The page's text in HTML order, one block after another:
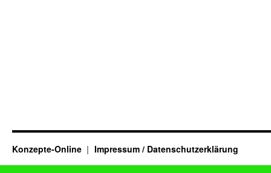
Konzepte-Online Impressum / Datenschutzerklärung